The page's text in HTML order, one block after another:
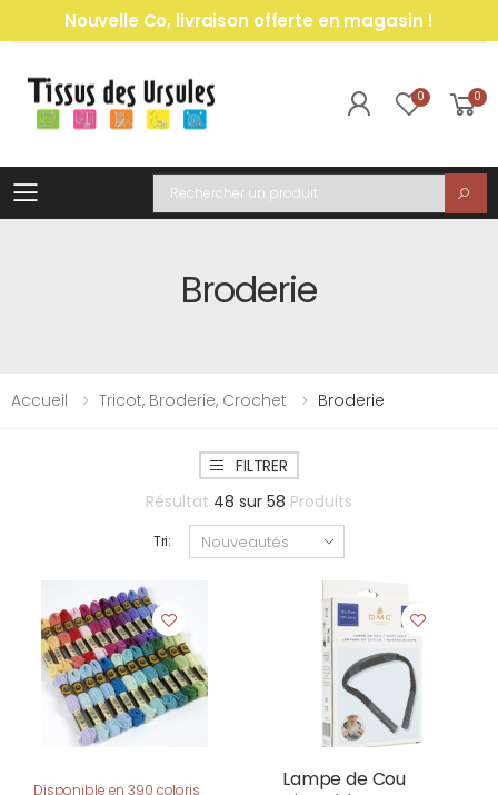
Nouvelle Co, livraison offerte en magasin !
0 0
Toggle mobile menu
Recherche
Broderie
Accueil Tricot, Broderie, Crochet Broderie
FILTRER
Résultat 48 sur 58 Produits
Tri:
Disponible en 390 coloris
Lampe de Cou